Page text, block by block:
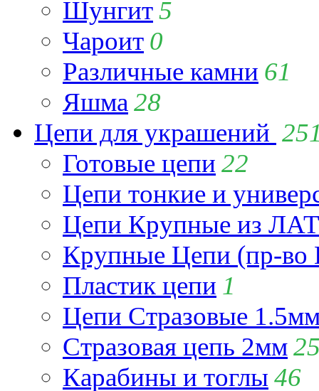
Шунгит5
Чароит 0
Различные камни 61
Яшма 28
Цепи для украшений
Готовые цепи 22
Цепи тонкие и
Цепи Крупные из
Крупные Цепи (пр-во
Пластик цепи 1
Цепи Стразовые
Стразовая цепь 2мм
Карабины и тоглы 46